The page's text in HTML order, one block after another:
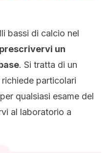
bassi di calcio nel
un
. Si tratta di un
particolari
qualsiasi esame del
al laboratorio a